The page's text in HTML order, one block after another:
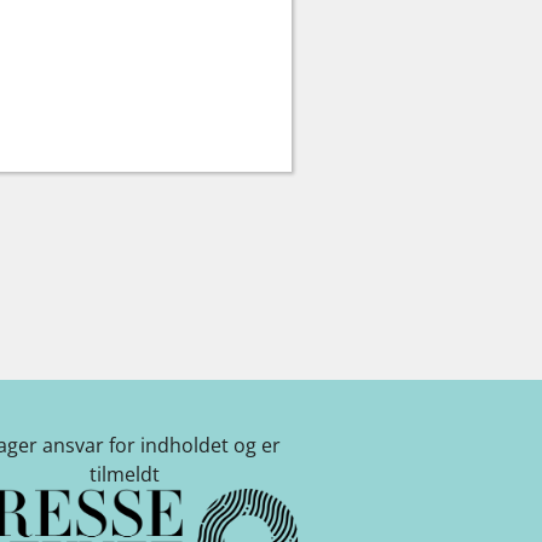
ansvar for indholdet og er
tilmeldt